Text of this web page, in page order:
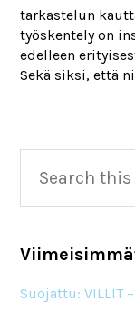
tarkastelun
työskentely on
edelleen
Sekä siksi, että
Primary
Sidebar
this
Suojattu: VILLIT